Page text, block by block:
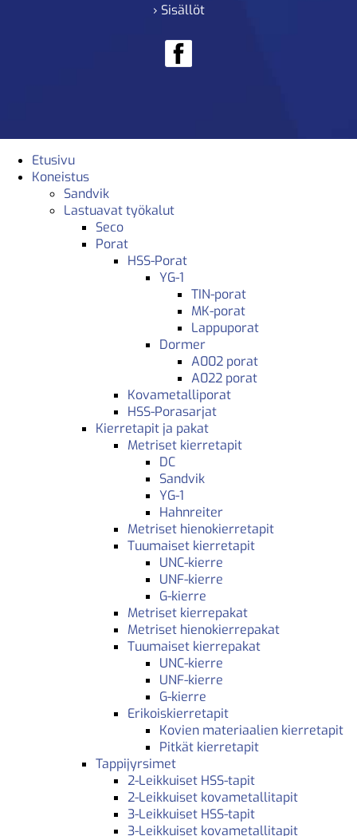
› Sisällöt
Etusivu
Koneistus
Sandvik
Lastuavat työkalut
Seco
Porat
HSS-Porat
YG-1
TIN-porat
MK-porat
Lappuporat
Dormer
A002 porat
A022 porat
Kovametalliporat
HSS-Porasarjat
Kierretapit ja pakat
Metriset kierretapit
DC
Sandvik
YG-1
Hahnreiter
Metriset hienokierretapit
Tuumaiset kierretapit
UNC-kierre
UNF-kierre
G-kierre
Metriset kierrepakat
Metriset hienokierrepakat
Tuumaiset kierrepakat
UNC-kierre
UNF-kierre
G-kierre
Erikoiskierretapit
Kovien materiaalien kierretapit
Pitkät kierretapit
Tappijyrsimet
2-Leikkuiset HSS-tapit
2-Leikkuiset kovametallitapit
3-Leikkuiset HSS-tapit
3-Leikkuiset kovametallitapit